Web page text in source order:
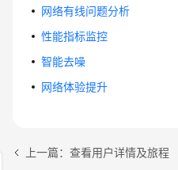
网络有线问题分析
性能指标监控
智能去噪
网络体验提升
上一篇：查看用户详情及旅程